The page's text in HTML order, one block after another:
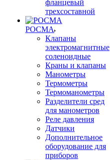
фланцевый
трехсоставной
РОСМА
Клапаны
электромагнитные
соленоидные
Краны и клапаны
Манометры
Термометры
Термоманометры
Разделители сред
для манометров
Реле давления
Датчики
Дополнительное
оборудование для
приборов